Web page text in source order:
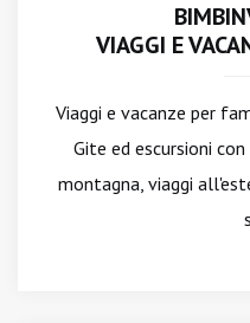
VIAGGI E
Viaggi e vacanze per
Gite ed escursioni
montagna, viaggi